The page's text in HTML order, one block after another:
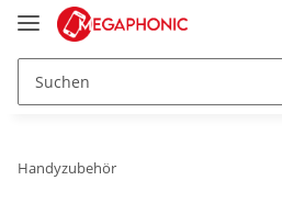
Handyzubehör